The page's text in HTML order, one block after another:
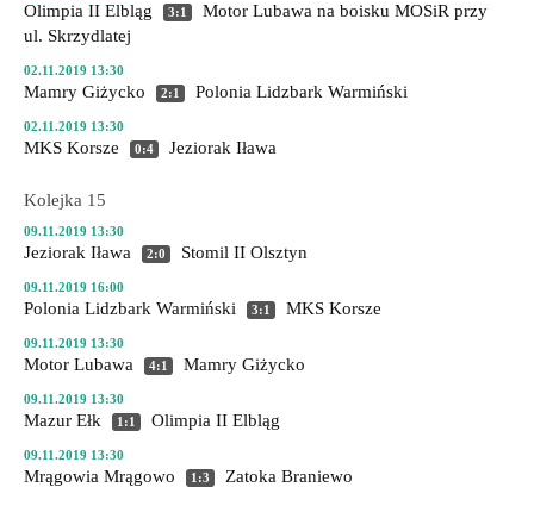
Olimpia II Elbląg 3:1 Motor Lubawa na boisku MOSiR przy
ul. Skrzydlatej
02.11.2019 13:30
Mamry Giżycko 2:1 Polonia Lidzbark Warmiński
02.11.2019 13:30
MKS Korsze 0:4 Jeziorak Iława
Kolejka 15
09.11.2019 13:30
Jeziorak Iława 2:0 Stomil II Olsztyn
09.11.2019 16:00
Polonia Lidzbark Warmiński 3:1 MKS Korsze
09.11.2019 13:30
Motor Lubawa 4:1 Mamry Giżycko
09.11.2019 13:30
Mazur Ełk 1:1 Olimpia II Elbląg
09.11.2019 13:30
Mrągowia Mrągowo 1:3 Zatoka Braniewo